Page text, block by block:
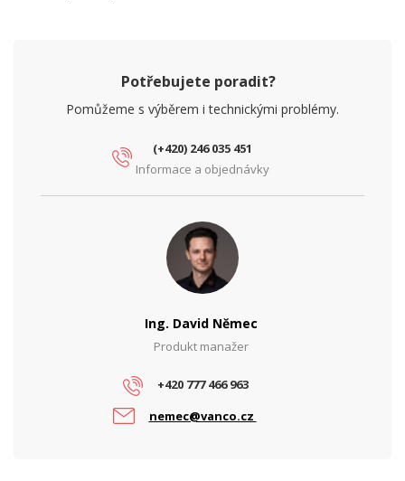
Potřebujete poradit?
Pomůžeme s výběrem i technickými problémy.
(+420) 246 035 451
Informace a objednávky
Ing. David Němec
Produkt manažer
+420 777 466 963
nemec@vanco.cz